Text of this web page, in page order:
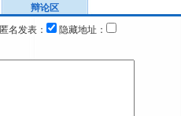
辩论区
匿名发表：
隐藏地址：